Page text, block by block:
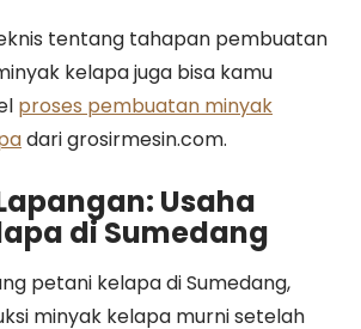
tentang tahapan pembuatan
kelapa juga bisa kamu
proses pembuatan minyak
dari grosirmesin.com.
Usaha
di Sumedang
petani kelapa di Sumedang,
minyak kelapa murni setelah